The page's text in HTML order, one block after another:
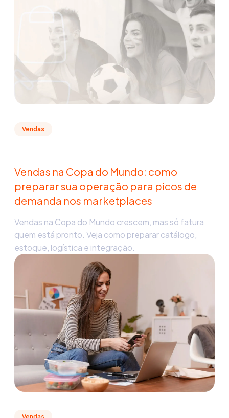
Vendas
Vendas na Copa do Mundo: como
preparar sua operação para picos de
demanda nos marketplaces
Vendas na Copa do Mundo crescem, mas só fatura
quem está pronto. Veja como preparar catálogo,
estoque, logística e integração.